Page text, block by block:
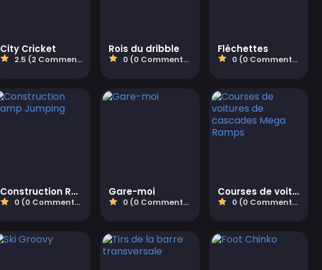
City Cricket
2.5 (2 Commentaires)
Rois du dribble
0 (0 Commentaires)
Fléchettes
0 (0 Commentaires)
Construction Ramp Jumping
0 (0 Commentaires)
Gare-moi
0 (0 Commentaires)
Courses de voitures de cascades Mega Ramps
0 (0 Commentaires)